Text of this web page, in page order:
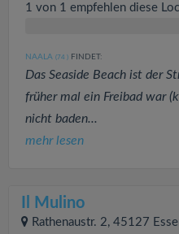
1 von 1 empfehlen diese
NAALA (74 ) FINDET:
Das Seaside Beach ist der
früher mal ein Freibad war
nicht baden...
mehr lesen
Il Mulino
Rathenaustr. 2, 45127